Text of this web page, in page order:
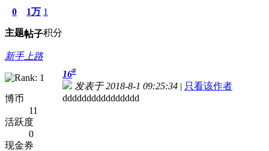
0
主题
1万
帖子
1
积分
新手上路
博币
11
活跃度
0
现金券
16#
发表于 2018-8-1 09:25:34 | 只看该作者
dddddddddddddddd